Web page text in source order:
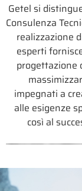
Getel si
Consulenza
realizzazione
esperti
progettazione
impegnati a
alle esigenze
così al